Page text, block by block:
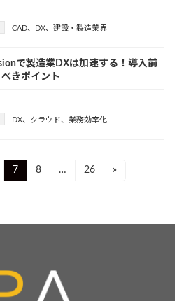
CAD、 DX、 建設・製造業界
で製造業DXは加速する！導入前
きポイント
DX、 クラウド、 業務効率化
Page
7 Page
8 … Page
26 »